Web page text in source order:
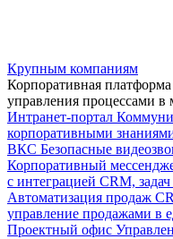
Крупным компаниям
Корпоративная
управления процессами в
Интранет-портал
корпоративными
ВКС Безопасные
Корпоративный
с интеграцией CRM,
Автоматизация продаж
управление продажами в
Проектный офис